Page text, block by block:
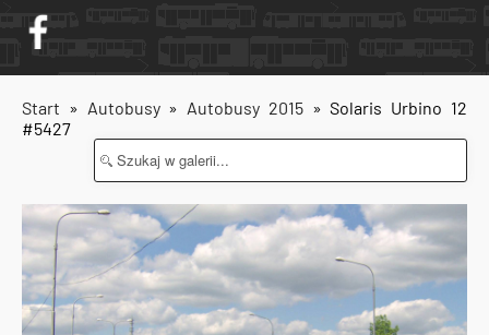
Start » Autobusy» Autobusy 2015» Solaris Urbino 12
#5427